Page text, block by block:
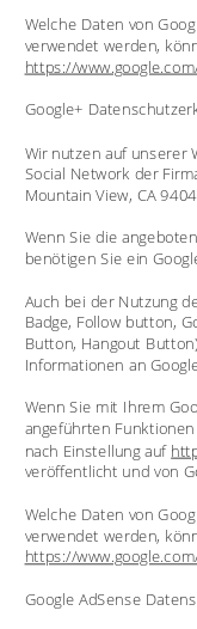
Welche Daten von
verwendet werden,
https://
Google+
Wir nutzen auf unserer
Social Network der
Mountain View, CA
Wenn Sie die
benötigen Sie ein
Auch bei der Nutzung
Badge, Follow button,
Button, Hangout
Informationen an
Wenn Sie mit Ihrem
angeführten
nach Einstellung auf
veröffentlicht und von
Welche Daten von
verwendet werden,
https://
Google AdSense